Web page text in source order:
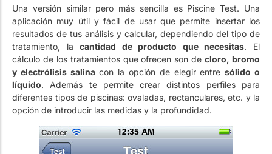
Una versión similar pero más sencilla es Piscine Test. Una
aplicación muy útil y fácil de usar que permite insertar los
resultados de tus análisis y calcular, dependiendo del tipo de
tratamiento, lacantidad de producto que necesitas. El
cálculo de los tratamientos que ofrecen son decloro, bromo
y electrólisis salinacon la opción de elegir entresólido o
líquido. Además te permite crear distintos perfiles para
diferentes tipos de piscinas: ovaladas, rectanculares, etc. y la
opción de introducir las medidas y la profundidad.